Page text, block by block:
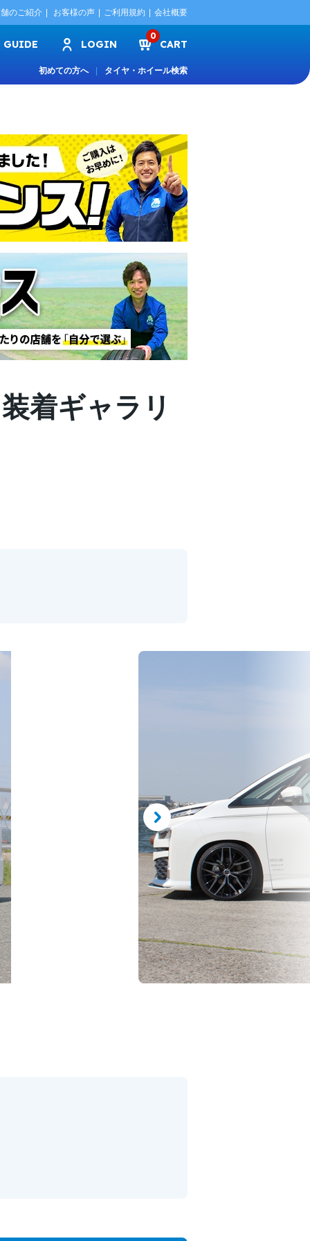
のご紹介 お客様の声 ご利用規約 会社概要
GUIDE LOGIN
0
CART
初めての方へ タイヤ・ホイール検索
着ギャラリ